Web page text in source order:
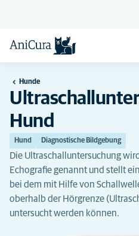
Hunde
Hund
Hund Diagnostische Bildgebung
Die Ultraschalluntersuchung
Echografie genannt und stellt
bei dem mit Hilfe von
oberhalb der Hörgrenze
untersucht werden können.